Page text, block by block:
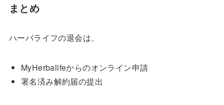
まとめ
ハーバライフの退会は、
MyHerbalifeからのオンライン申請
署名済み解約届の提出